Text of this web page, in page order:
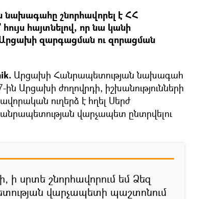
շնորհավորել է ՀՀ
հայտնելով, որ նա կանի
զարգացման ու զորացման
Արցախի Հանրապետության նախագահ
Արցախի ժողովրդի, իշխանությունների
ուղերձ է հղել Սերժ
վարչապետ ընտրվելու
ի սրտե շնորհավորում եմ Ձեզ
վարչապետի պաշտոնում